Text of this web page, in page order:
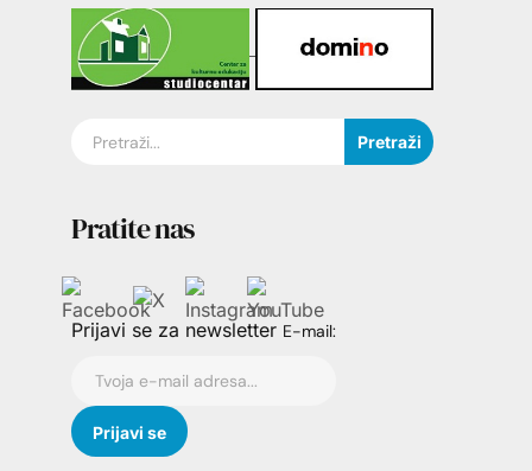
Pretraži
Pratite nas
Prijavi se za newsletter E-mail: